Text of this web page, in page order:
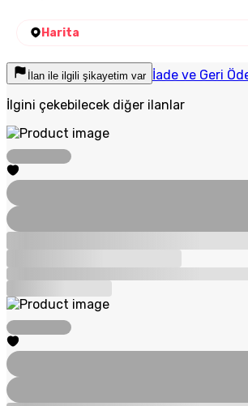
Harita
İlan ile ilgili şikayetim var İade ve Geri
İlgini çekebilecek diğer ilanlar